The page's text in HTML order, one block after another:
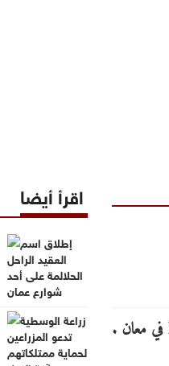
اقرأ أيضا